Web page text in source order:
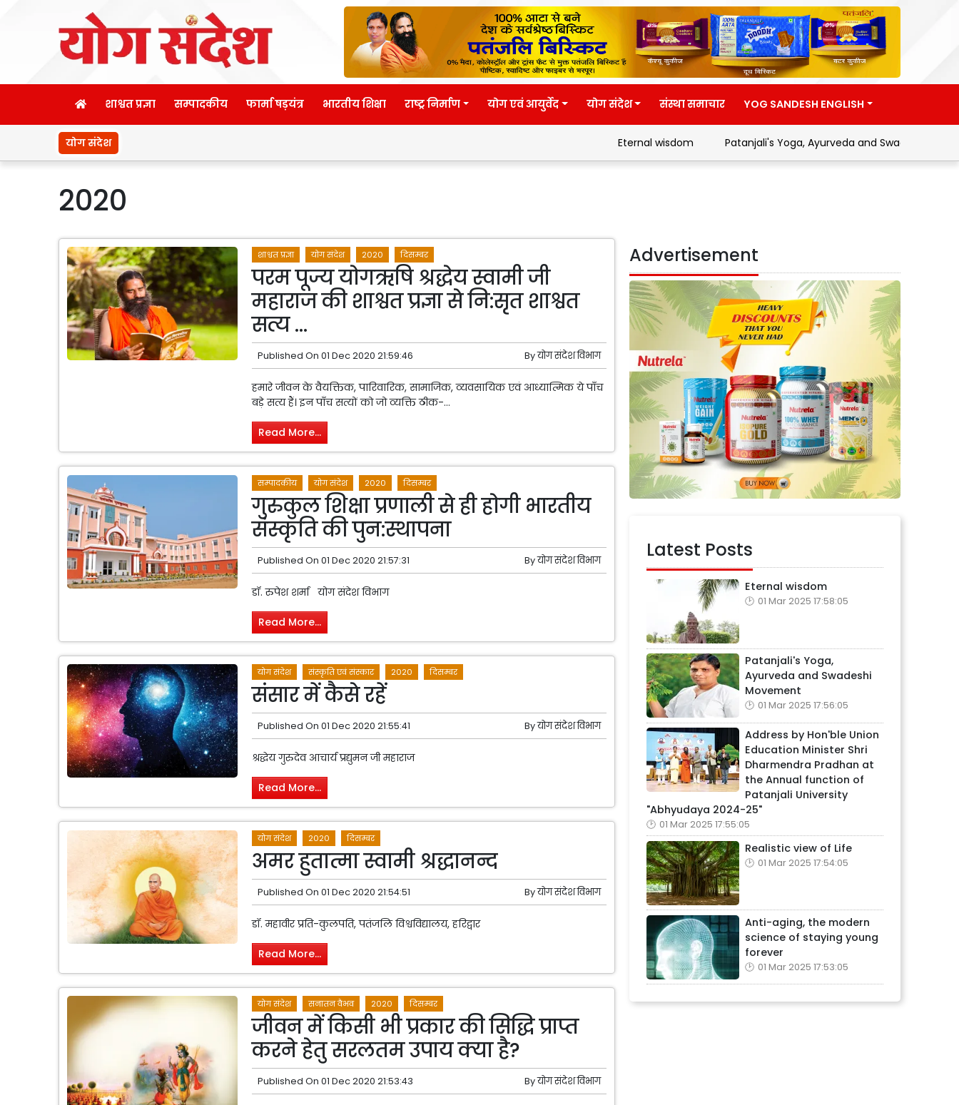
शाश्वत प्रज्ञा सम्पादकीय फार्मा षड़यंत्र भारतीय शिक्षा राष्ट्र निर्माण योग एवं आयुर्वेद योग संदेश संस्था समाचार YOG SANDESH ENGLISH
योग संदेश Eternal wisdom Patanjali's Yoga, Ayurveda and Swadeshi Movement
2020
शाश्वत प्रज्ञा योग संदेश 2020 दिसम्बर
परम पूज्य योगऋषि श्रद्धेय स्वामी जी
महाराज की शाश्वत प्रज्ञा से नि:सृत शाश्वत
सत्य ...
Published On 01 Dec 2020 21:59:46 Byयोग संदेश विभाग
हमारे जीवन के वैयक्तिक, पारिवारिक, सामाजिक, व्यवसायिक एवं आध्यात्मिक ये पाँच
बड़े सत्य हैं। इन पाँच सत्यों को जो व्यक्ति ठीक-...
Read More...
सम्पादकीय योग संदेश 2020 दिसम्बर
गुरुकुल शिक्षा प्रणाली से ही होगी भारतीय
संस्कृति की पुन:स्थापना
Published On 01 Dec 2020 21:57:31 Byयोग संदेश विभाग
डॉ. रुपेश शर्मा योग संदेश विभाग
Read More...
योग संदेश संस्कृति एवं संस्कार 2020 दिसम्बर
संसार में कैसे रहें
Published On 01 Dec 2020 21:55:41 Byयोग संदेश विभाग
श्रद्धेय गुरुदेव आचार्य प्रद्युमन जी महाराज
Read More...
योग संदेश 2020 दिसम्बर
अमर हुतात्मा स्वामी श्रद्धानन्द
Published On 01 Dec 2020 21:54:51 Byयोग संदेश विभाग
डॉ. महावीर प्रति-कुलपति, पतंजलि विश्वविद्यालय, हरिद्वार
Read More...
योग संदेश सनातन वैभव 2020 दिसम्बर
जीवन में किसी भी प्रकार की सिद्धि प्राप्त
करने हेतु सरलतम उपाय क्या है?
Published On 01 Dec 2020 21:53:43 Byयोग संदेश विभाग
Advertisement
Latest Posts
Eternal wisdom
01 Mar 2025 17:58:05
Patanjali's Yoga,
Ayurveda and Swadeshi
Movement
01 Mar 2025 17:56:05
Address by Hon'ble Union
Education Minister Shri
Dharmendra Pradhan at
the Annual function of
Patanjali University
"Abhyudaya 2024-25"
01 Mar 2025 17:55:05
Realistic view of Life
01 Mar 2025 17:54:05
Anti-aging, the modern
science of staying young
forever
01 Mar 2025 17:53:05